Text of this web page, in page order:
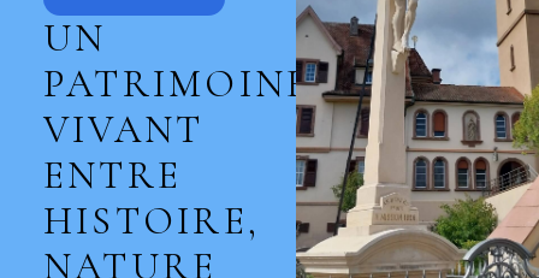
UN
PATRIMOINE
VIVANT
ENTRE
HISTOIRE,
NATURE